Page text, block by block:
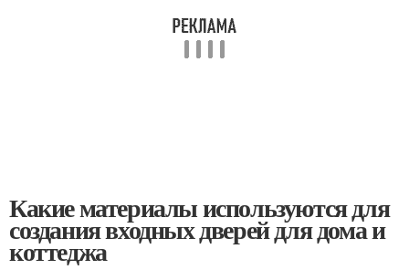
Какие материалы используются для
создания входных дверей для дома и
коттеджа